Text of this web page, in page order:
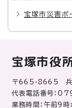
宝塚市災害ポ
宝塚市役
〒665-8665 兵
代表電話番号：
業務時間：午前9